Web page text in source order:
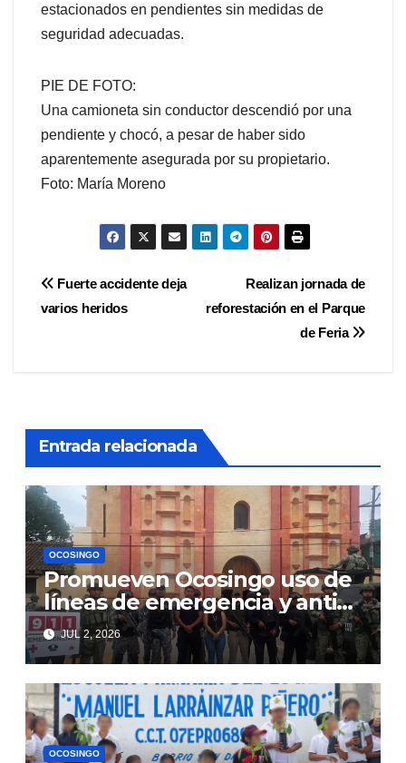
estacionados en pendientes sin medidas de
seguridad adecuadas.
PIE DE FOTO:
Una camioneta sin conductor descendió por una
pendiente y chocó, a pesar de haber sido
aparentemente asegurada por su propietario.
Foto: María Moreno
Navegación
Realizan jornada de
reforestación en el Parque
de Feria
Fuerte accidente deja
varios heridos
Entrada relacionada
OCOSINGO
Promueven Ocosingo uso de
líneas de emergencia y anti
extorsiones
JUL 2, 2026
OCOSINGO